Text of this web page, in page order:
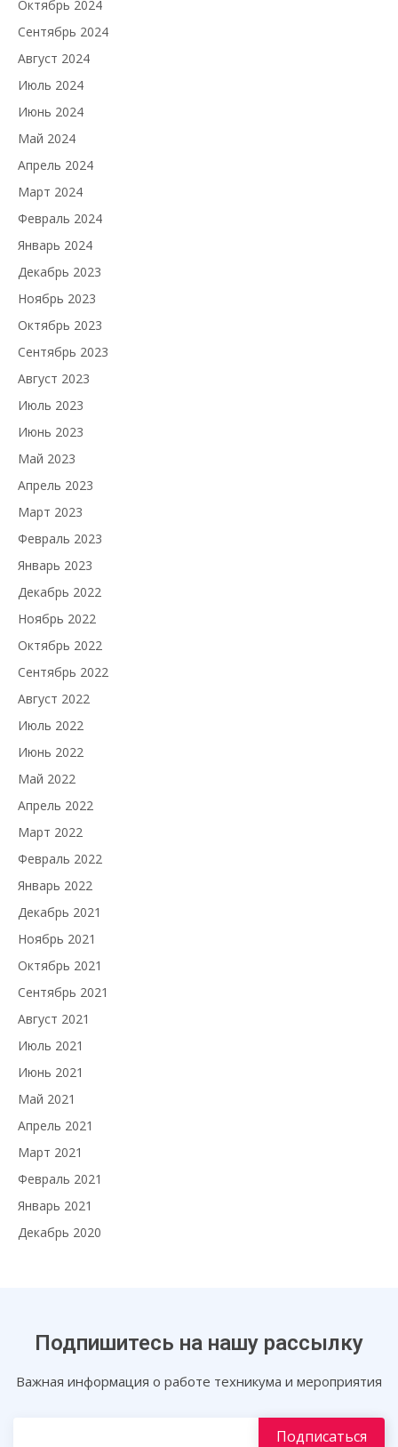
Октябрь 2024
Сентябрь 2024
Август 2024
Июль 2024
Июнь 2024
Май 2024
Апрель 2024
Март 2024
Февраль 2024
Январь 2024
Декабрь 2023
Ноябрь 2023
Октябрь 2023
Сентябрь 2023
Август 2023
Июль 2023
Июнь 2023
Май 2023
Апрель 2023
Март 2023
Февраль 2023
Январь 2023
Декабрь 2022
Ноябрь 2022
Октябрь 2022
Сентябрь 2022
Август 2022
Июль 2022
Июнь 2022
Май 2022
Апрель 2022
Март 2022
Февраль 2022
Январь 2022
Декабрь 2021
Ноябрь 2021
Октябрь 2021
Сентябрь 2021
Август 2021
Июль 2021
Июнь 2021
Май 2021
Апрель 2021
Март 2021
Февраль 2021
Январь 2021
Декабрь 2020
Подпишитесь на нашу рассылку
Важная информация о работе техникума и мероприятия